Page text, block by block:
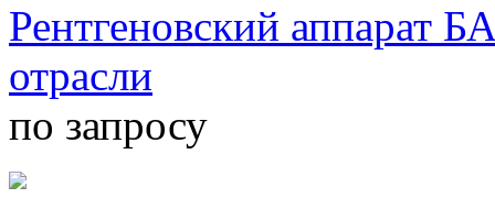
Рентгеновский аппарат
отрасли
по запросу